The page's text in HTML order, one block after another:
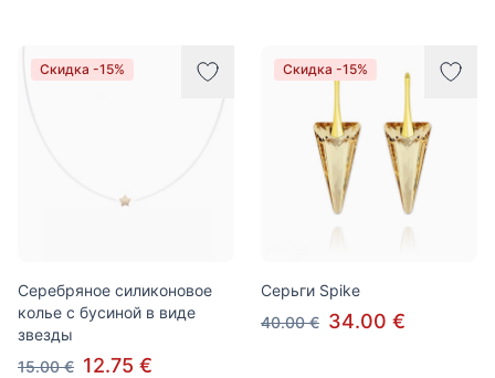
Скидка -15%
Серебряное силиконовое
колье с бусиной в виде
звезды
15.00 € 12.75 €
Скидка -15%
Серьги Spike
40.00 € 34.00 €